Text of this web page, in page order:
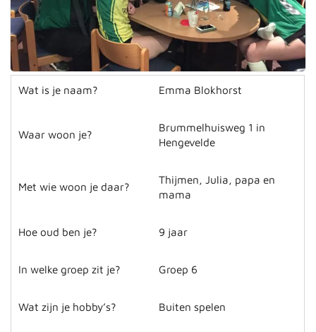
Wat is je naam? Emma Blokhorst
Waar woon je?
Brummelhuisweg 1 in
Hengevelde
Met wie woon je daar?
Thijmen, Julia, papa en
mama
Hoe oud ben je? 9 jaar
In welke groep zit je? Groep 6
Wat zijn je hobby’s? Buiten spelen